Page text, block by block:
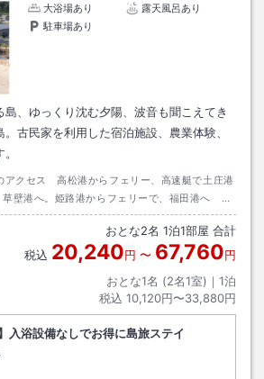
大浴場あり
露天風呂あり
駐車場あり
、ゆっくり沈む夕陽、波音も聞こえてき
古民家を利用した宿泊施設、農業体験、
アクセス 高松港からフェリー、高速艇で土庄港
壁港へ。姫路港からフェリーで、福田港へ 岡
港へ 日生港からフェリーで大部港へ 神戸港か
おとな2名 1泊1部屋 合計
税込 20,240円 〜 67,760円
おとな1名 (2名1室)｜ 1泊
税込 10,120円〜33,880円
入浴設備なしでお得に島旅ステイ
アウト